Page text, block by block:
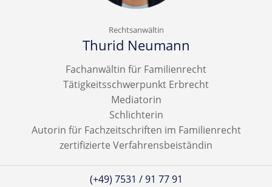
Nachehelicher Unterhalt
Vermögensauseinandersetzung
Umgangsrecht
Rechtsanwältin
Thurid Neumann
Fachanwältin für Familienrecht
Tätigkeitsschwerpunkt Erbrecht
Mediatorin
Schlichterin
Autorin für Fachzeitschriften im Familienrecht
zertifizierte Verfahrensbeiständin
(+49) 7531 / 91 77 91